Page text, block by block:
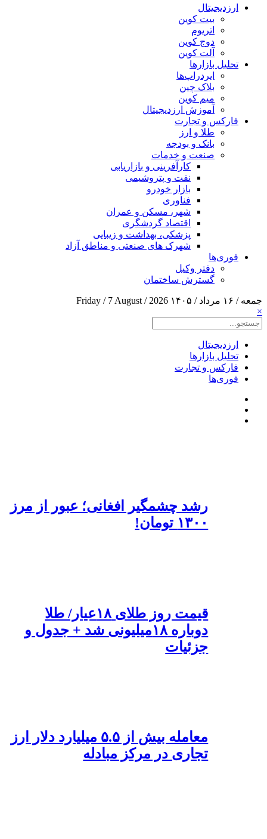
ارزدیجیتال
بیت کوین
اتریوم
دوج کوین
آلت کوین
تحلیل بازارها
ایردراپ‌ها
بلاک چین
میم کوین‌
آموزش ارزدیجیتال
فارکس و تجارت
طلا و ارز
بانک و بودجه
صنعت و خدمات
کارآفرینی و بازاریابی
نفت و پتروشیمی
بازار خودرو
فناوری
شهر، مسکن و عمران
اقتصاد گردشگری
پزشکی، بهداشت و زیبایی
شهرک های صنعتی و مناطق آزاد
فوری‌ها
دفتر وکیل
گسترش ساختمان
جمعه / ۱۶ مرداد / ۱۴۰۵
Friday / 7 August / 2026
×
ارزدیجیتال
تحلیل بازارها
فارکس و تجارت
فوری‌ها
رشد چشمگیر افغانی؛ عبور از مرز
۱۳۰۰ تومان!
قیمت روز طلای ۱۸عیار/ طلا
دوباره ۱۸میلیونی شد + جدول و
جزئیات
معامله بیش از ۵.۵ میلیارد دلار ارز
تجاری در مرکز مبادله